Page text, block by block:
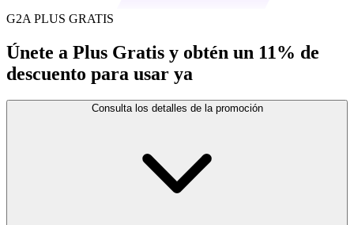
G2A PLUS GRATIS
Únete a Plus Gratis y obtén un 11% de
descuento para usar ya
Consulta los detalles de la promoción